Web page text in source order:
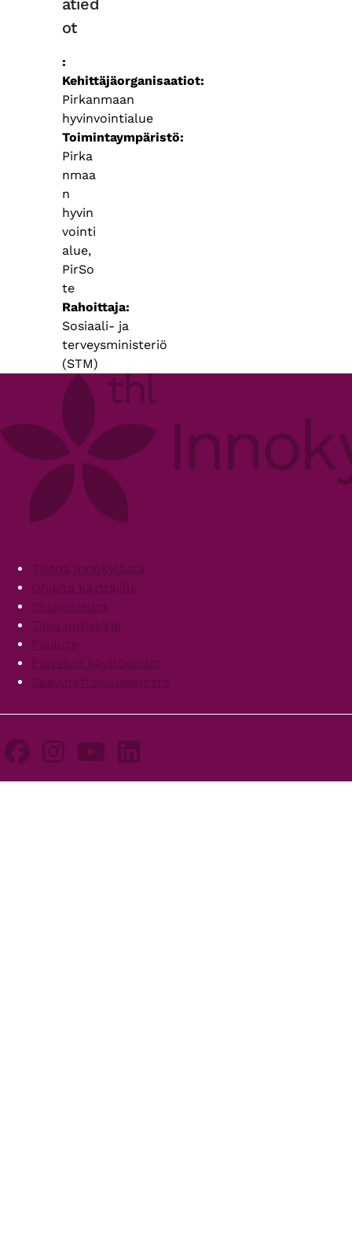
atied
ot
Kehittäjäorganisaatiot
Pirkanmaan
hyvinvointialue
Toimintaympäristö
Pirka
nmaa
n
hyvin
vointi
alue,
PirSo
te
Rahoittaja
Sosiaali- ja
terveysministeriö
(STM)
FooterTietoa Innokylästä
Ohjeita käyttäjille
Yhteystiedot
Tilaa uutiskirje
Palaute
Palvelun käyttöehdot
Saavutettavuusseloste